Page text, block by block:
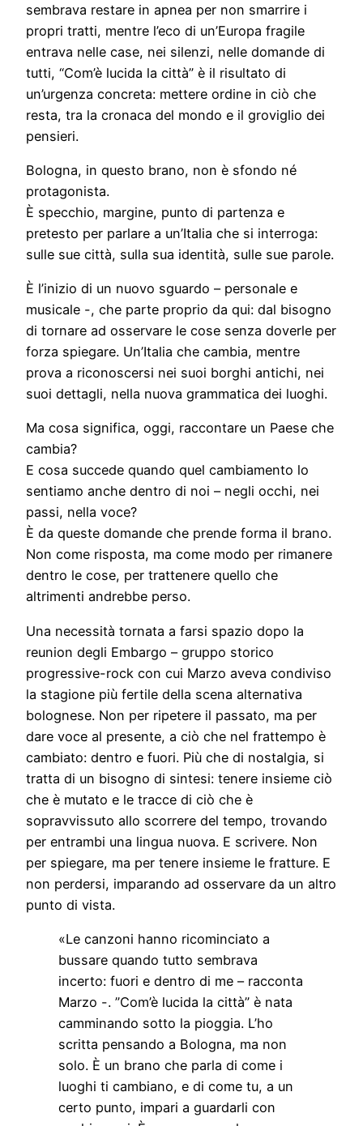
sembrava restare in apnea per non smarrire i
propri tratti, mentre l’eco di un’Europa fragile
entrava nelle case, nei silenzi, nelle domande di
tutti, “Com’è lucida la città” è il risultato di
un’urgenza concreta: mettere ordine in ciò che
resta, tra la cronaca del mondo e il groviglio dei
pensieri.
Bologna, in questo brano, non è sfondo né
protagonista.
È specchio, margine, punto di partenza e
pretesto per parlare a un’Italia che si interroga:
sulle sue città, sulla sua identità, sulle sue parole.
È l’inizio di un nuovo sguardo – personale e
musicale -, che parte proprio da qui: dal bisogno
di tornare ad osservare le cose senza doverle per
forza spiegare. Un’Italia che cambia, mentre
prova a riconoscersi nei suoi borghi antichi, nei
suoi dettagli, nella nuova grammatica dei luoghi.
Ma cosa significa, oggi, raccontare un Paese che
cambia?
E cosa succede quando quel cambiamento lo
sentiamo anche dentro di noi – negli occhi, nei
passi, nella voce?
È da queste domande che prende forma il brano.
Non come risposta, ma come modo per rimanere
dentro le cose, per trattenere quello che
altrimenti andrebbe perso.
Una necessità tornata a farsi spazio dopo la
reunion degli Embargo – gruppo storico
progressive-rock con cui Marzo aveva condiviso
la stagione più fertile della scena alternativa
bolognese. Non per ripetere il passato, ma per
dare voce al presente, a ciò che nel frattempo è
cambiato: dentro e fuori. Più che di nostalgia, si
tratta di un bisogno di sintesi: tenere insieme ciò
che è mutato e le tracce di ciò che è
sopravvissuto allo scorrere del tempo, trovando
per entrambi una lingua nuova. E scrivere. Non
per spiegare, ma per tenere insieme le fratture. E
non perdersi, imparando ad osservare da un altro
punto di vista.
«Le canzoni hanno ricominciato a
bussare quando tutto sembrava
incerto: fuori e dentro di me – racconta
Marzo -. ”Com’è lucida la città” è nata
camminando sotto la pioggia. L’ho
scritta pensando a Bologna, ma non
solo. È un brano che parla di come i
luoghi ti cambiano, e di come tu, a un
certo punto, impari a guardarli con